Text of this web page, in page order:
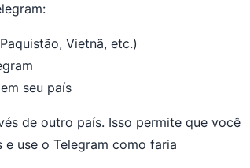
Vietnã, etc.)
seu país
de outro país. Isso permite que você
use o Telegram como faria